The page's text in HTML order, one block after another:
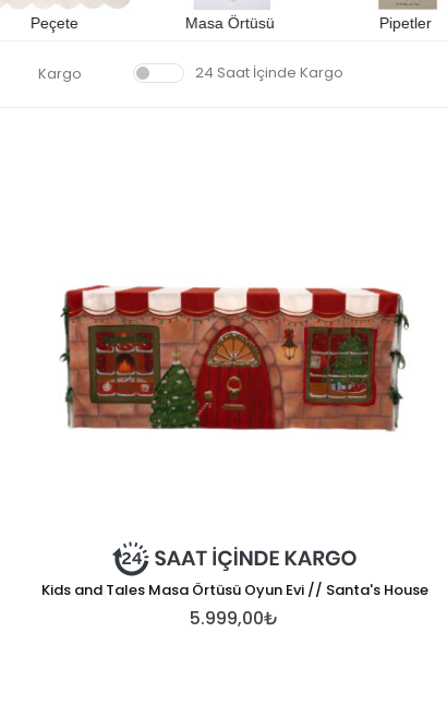
Peçete Masa Örtüsü Pipetler
Kargo 24 Saat İçinde Kargo
Kids and Tales Masa Örtüsü Oyun Evi // Santa's House
5.999,00₺